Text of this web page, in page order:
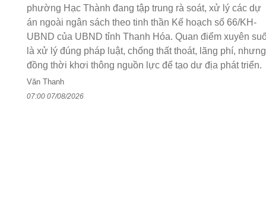
phường Hạc Thành đang tập trung rà soát, xử lý các dự
án ngoài ngân sách theo tinh thần Kế hoạch số 66/KH-
UBND của UBND tỉnh Thanh Hóa. Quan điểm xuyên
là xử lý đúng pháp luật, chống thất thoát, lãng phí, nhưng
đồng thời khơi thông nguồn lực để tạo dư địa phát triển.
Văn Thanh
07:00 07/08/2026